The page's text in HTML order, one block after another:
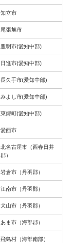
知立市
尾張旭市
豊明市(愛知中部)
日進市(愛知中部)
長久手市(愛知中部)
みよし市(愛知中部)
東郷町(愛知中部)
愛西市
北名古屋市（西春日井
郡）
岩倉市（丹羽郡）
江南市（丹羽郡）
犬山市（丹羽郡）
あま市（海部郡）
飛島村（海部南部）